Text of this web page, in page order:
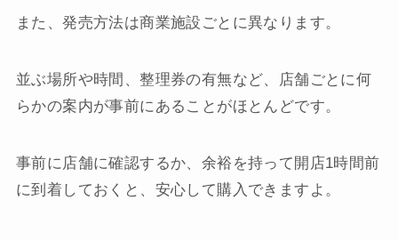
また、発売方法は商業施設ごとに異なります。
並ぶ場所や時間、整理券の有無など、店舗ごとに何
らかの案内が事前にあることがほとんどです。
事前に店舗に確認するか、余裕を持って開店1時間前
に到着しておくと、安心して購入できますよ。